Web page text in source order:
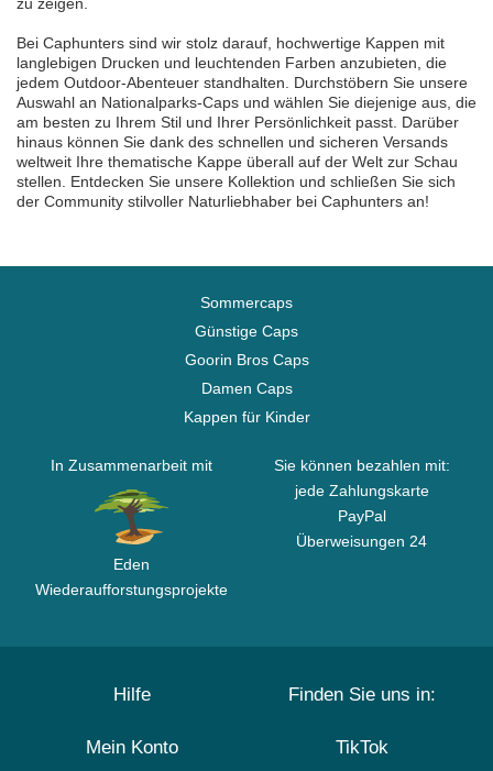
Bei Caphunters sind wir stolz darauf, hochwertige Kappen mit
langlebigen Drucken und leuchtenden Farben anzubieten, die
jedem Outdoor-Abenteuer standhalten. Durchstöbern Sie unsere
Auswahl an Nationalparks-Caps und wählen Sie diejenige aus, die
am besten zu Ihrem Stil und Ihrer Persönlichkeit passt. Darüber
hinaus können Sie dank des schnellen und sicheren Versands
weltweit Ihre thematische Kappe überall auf der Welt zur Schau
stellen. Entdecken Sie unsere Kollektion und schließen Sie sich
der Community stilvoller Naturliebhaber bei Caphunters an!
Sommercaps
Günstige Caps
Goorin Bros Caps
Damen Caps
Kappen für Kinder
In Zusammenarbeit mit
Eden
Wiederaufforstungsprojekte
Sie können bezahlen mit:
jede Zahlungskarte
PayPal
Überweisungen 24
Hilfe
Mein Konto
Finden Sie uns in:
TikTok